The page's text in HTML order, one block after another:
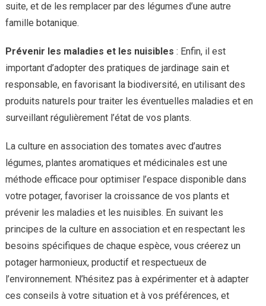
suite, et de les remplacer par des légumes d’une autre
famille botanique.
Prévenir les maladies et les nuisibles : Enfin, il est
important d’adopter des pratiques de jardinage sain et
responsable, en favorisant la biodiversité, en utilisant des
produits naturels pour traiter les éventuelles maladies et en
surveillant régulièrement l’état de vos plants.
La culture en association des tomates avec d’autres
légumes, plantes aromatiques et médicinales est une
méthode efficace pour optimiser l’espace disponible dans
votre potager, favoriser la croissance de vos plants et
prévenir les maladies et les nuisibles. En suivant les
principes de la culture en association et en respectant les
besoins spécifiques de chaque espèce, vous créerez un
potager harmonieux, productif et respectueux de
l’environnement. N’hésitez pas à expérimenter et à adapter
ces conseils à votre situation et à vos préférences, et